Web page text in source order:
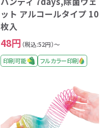
ット アルコールタイプ 10
枚入
48円 （税込:52円）～
印刷可能
フルカラー印刷